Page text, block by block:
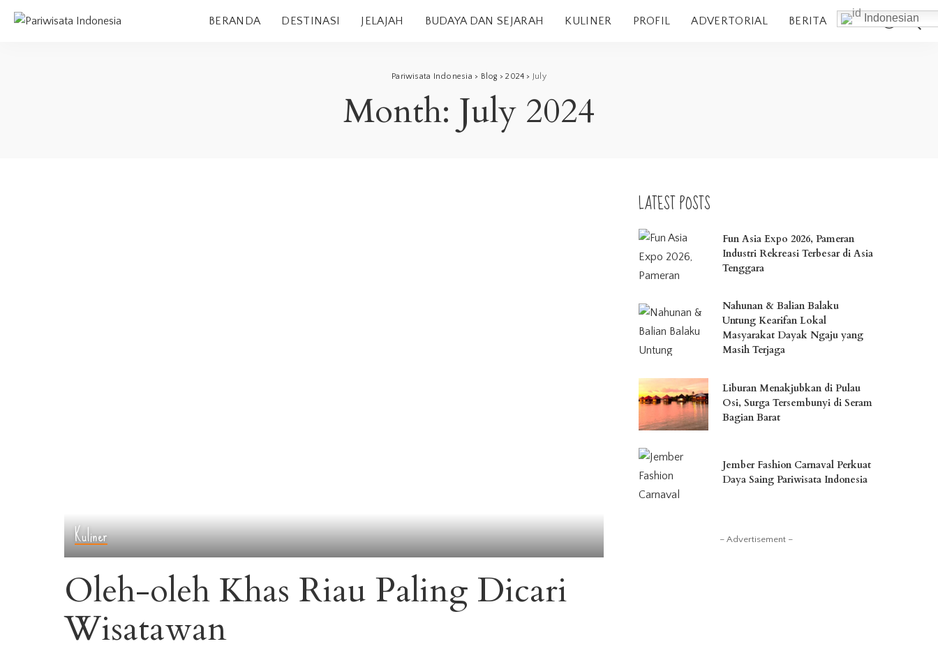
BERANDA DESTINASI JELAJAH BUDAYA DAN SEJARAH KULINER PROFIL ADVERTORIAL BERITA Indonesian
Pariwisata Indonesia > Blog >2024 > July
Month: July 2024
Kuliner
Oleh-oleh Khas Riau Paling Dicari
Wisatawan
LATEST POSTS
Fun Asia Expo 2026, Pameran
Industri Rekreasi Terbesar di Asia
Tenggara
Nahunan & Balian Balaku
Untung Kearifan Lokal
Masyarakat Dayak Ngaju yang
Masih Terjaga
Liburan Menakjubkan di Pulau
Osi, Surga Tersembunyi di Seram
Bagian Barat
Jember Fashion Carnaval Perkuat
Daya Saing Pariwisata Indonesia
– Advertisement –